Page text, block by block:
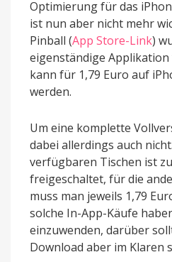
Optimierung für das
ist nun aber nicht mehr
Pinball (App Store-Link)
eigenständige
kann für 1,79 Euro auf
werden.
Um eine komplette
dabei allerdings auch
verfügbaren Tischen ist
freigeschaltet, für die
muss man jeweils 1,79
solche In-App-Käufe
einzuwenden, darüber
Download aber im Klaren